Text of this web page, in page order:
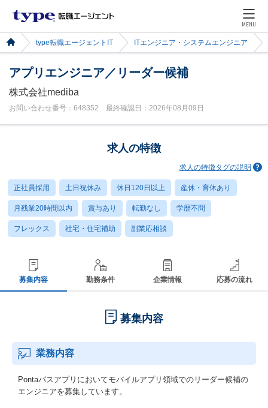
MENU
type転職エージェントIT ITエンジニア・システムエンジニア
アプリエンジニア／リーダー候補
株式会社mediba
お問い合わせ番号：648352 最終確認日：2026年08月09日
求人の特徴
求人の特徴タグの説明
正社員採用 土日祝休み 休日120日以上 産休・育休あり
月残業20時間以内 賞与あり 転勤なし 学歴不問
フレックス 社宅・住宅補助 副業応相談
募集内容 勤務条件 企業情報 応募の流れ
募集内容
業務内容
Pontaパスアプリにおいてモバイルアプリ領域でのリーダー候補の
エンジニアを募集しています。